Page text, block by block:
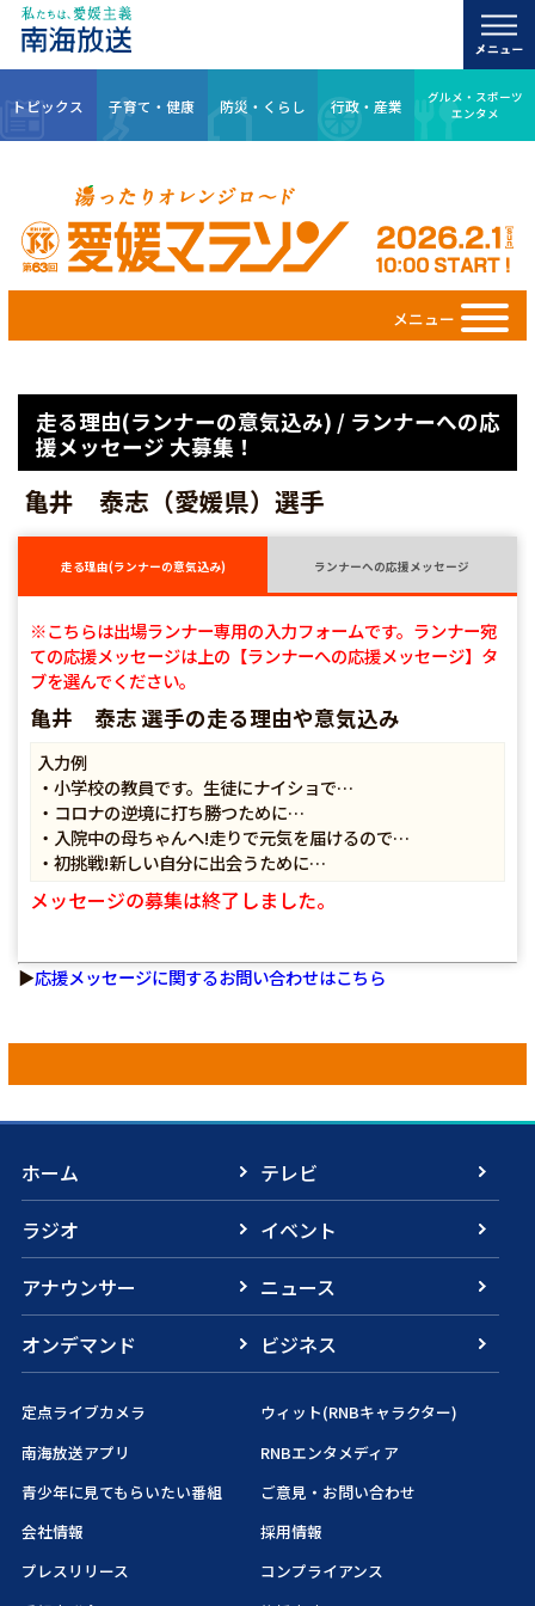
トピックス 子育て・健康 防災・くらし 行政・産業
グルメ・スポーツ
エンタメ
メニュー
走る理由(ランナーの意気込み) / ランナーへの応
援メッセージ 大募集！
亀井 泰志（愛媛県）選手
走る理由(ランナーの意気込み) ランナーへの応援メッセージ
※こちらは出場ランナー専用の入力フォームです。ランナー宛
ての応援メッセージは上の【ランナーへの応援メッセージ】タ
ブを選んでください。
亀井 泰志 選手の走る理由や意気込み
入力例
・小学校の教員です。生徒にナイショで…
・コロナの逆境に打ち勝つために…
・入院中の母ちゃんへ!走りで元気を届けるので…
・初挑戦!新しい自分に出会うために…
メッセージの募集は終了しました。
▶応援メッセージに関するお問い合わせはこちら
ホーム
テレビ
ラジオ
イベント
アナウンサー
ニュース
オンデマンド
ビジネス
定点ライブカメラ
ウィット(RNBキャラクター)
南海放送アプリ
RNBエンタメディア
青少年に見てもらいたい番組
ご意見・お問い合わせ
会社情報
採用情報
プレスリリース
コンプライアンス